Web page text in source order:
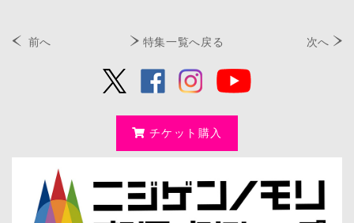
前へ 特集一覧へ戻る 次へ
チケット購入